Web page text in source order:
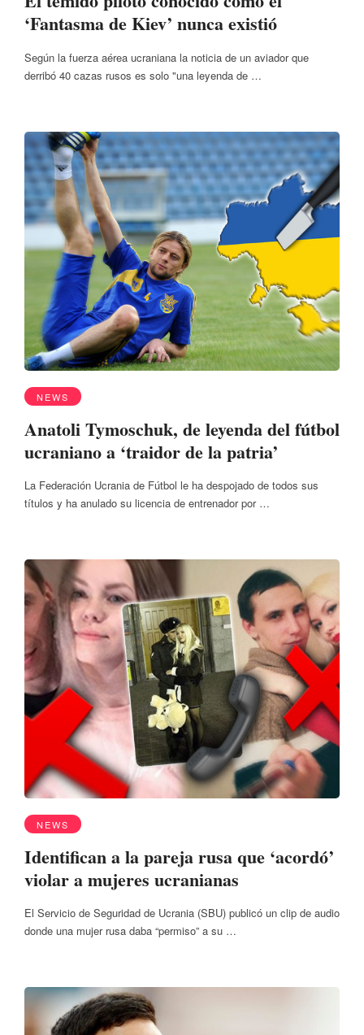
‘Fantasma de Kiev’ nunca existió
Según la fuerza aérea ucraniana la noticia de un aviador que
derribó 40 cazas rusos es solo "una leyenda de …
NEWS
Anatoli Tymoschuk, de leyenda del fútbol
ucraniano a ‘traidor de la patria’
La Federación Ucrania de Fútbol le ha despojado de todos sus
títulos y ha anulado su licencia de entrenador por …
NEWS
Identifican a la pareja rusa que ‘acordó’
violar a mujeres ucranianas
El Servicio de Seguridad de Ucrania (SBU) publicó un clip de audio
donde una mujer rusa daba “permiso” a su …